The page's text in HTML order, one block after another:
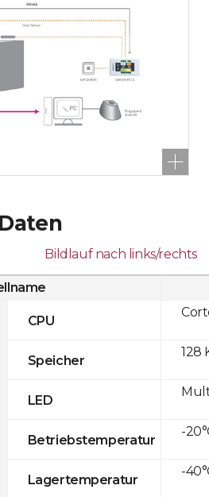
Bildlauf nach links/rechts
CPU
Speicher
LED
Betriebstemperatur
Lagertemperatur
128
-
-